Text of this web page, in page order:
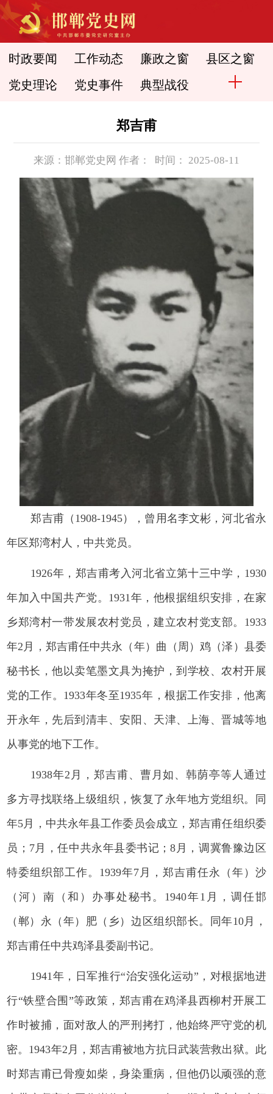
时政要闻 工作动态 廉政之窗 县区之窗
党史理论 党史事件 典型战役
郑吉甫
来源：邯郸党史网 作者： 时间： 2025-08-11
郑吉甫（1908-1945），曾用名李文彬，河北省永
年区郑湾村人，中共党员。
1926年，郑吉甫考入河北省立第十三中学，1930
年加入中国共产党。1931年，他根据组织安排，在家
乡郑湾村一带发展农村党员，建立农村党支部。1933
年2月，郑吉甫任中共永（年）曲（周）鸡（泽）县委
秘书长，他以卖笔墨文具为掩护，到学校、农村开展
党的工作。1933年冬至1935年，根据工作安排，他离
开永年，先后到清丰、安阳、天津、上海、晋城等地
从事党的地下工作。
1938年2月，郑吉甫、曹月如、韩荫亭等人通过
多方寻找联络上级组织，恢复了永年地方党组织。同
年5月，中共永年县工作委员会成立，郑吉甫任组织委
员；7月，任中共永年县委书记；8月，调冀鲁豫边区
特委组织部工作。1939年7月，郑吉甫任永（年）沙
（河）南（和）办事处秘书。1940年1月，调任邯
（郸）永（年）肥（乡）边区组织部长。同年10月，
郑吉甫任中共鸡泽县委副书记。
1941年，日军推行“治安强化运动”，对根据地进
行“铁壁合围”等政策，郑吉甫在鸡泽县西柳村开展工
作时被捕，面对敌人的严刑拷打，他始终严守党的机
密。1943年2月，郑吉甫被地方抗日武装营救出狱。此
时郑吉甫已骨瘦如柴，身染重病，但他仍以顽强的意